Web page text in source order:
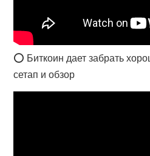
⭕️ Биткоин дает забрать
сетап и обзор